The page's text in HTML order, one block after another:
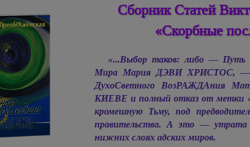
Сборник Статей
«Скорбные
«...Выбор таков: либо — Путь
Мира Мария ДЭВИ ХРИСТОС, —
ДухоСветного ВозРАЖДАния
КИЕВЕ и полный отказ от метки
кромешную Тьму, под
правительства. А это — утрата
нижних слоях адских миров.